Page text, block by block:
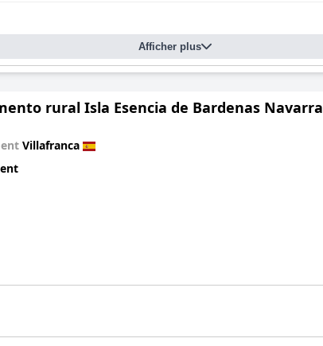
Afficher plus
rural Isla Esencia de Bardenas Navarra
Villafranca